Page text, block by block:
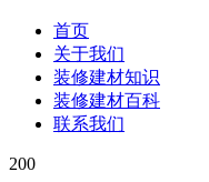
首页
关于我们
装修建材知识
装修建材百科
联系我们
200